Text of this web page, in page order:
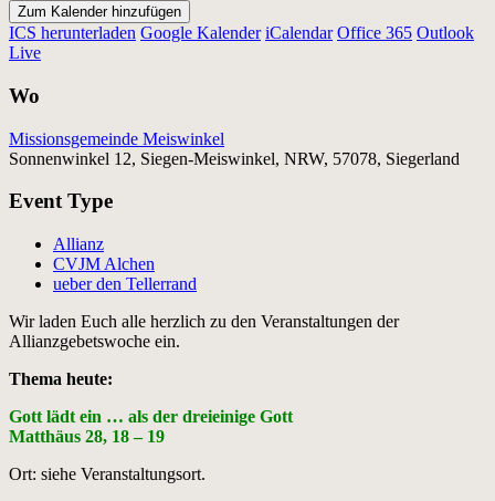
Zum Kalender hinzufügen
ICS herunterladen Google Kalender iCalendar Office 365 Outlook
Live
Wo
Missionsgemeinde Meiswinkel
Sonnenwinkel 12, Siegen-Meiswinkel, NRW, 57078, Siegerland
Event Type
Allianz
CVJM Alchen
ueber den Tellerrand
Wir laden Euch alle herzlich zu den Veranstaltungen der
Allianzgebetswoche ein.
Thema heute:
Gott lädt ein … als der dreieinige Gott
Matthäus 28, 18 – 19
Ort: siehe Veranstaltungsort.